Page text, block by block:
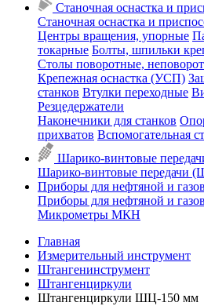
Станочная оснастка и
Станочная оснастка и
Центры вращения, упорные
токарные Болты, шпильки
Столы поворотные,
Крепежная оснастка (УСП)
станков Втулки переходные
Резцедержатели
Наконечники для станков
прихватов Вспомогательная
Шарико-винтовые
Шарико-винтовые передачи
Приборы для нефтяной и
Приборы для нефтяной и
Микрометры МКН
Главная
Измерительный инструмент
Штангенинструмент
Штангенциркули
Штангенциркули ШЦ-150 мм